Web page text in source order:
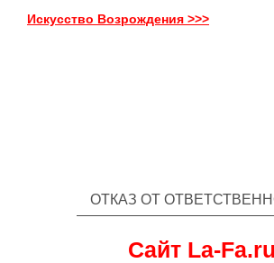
Искусство Возрождения >>>
ОТКАЗ ОТ
Сайт La-Fa.ru